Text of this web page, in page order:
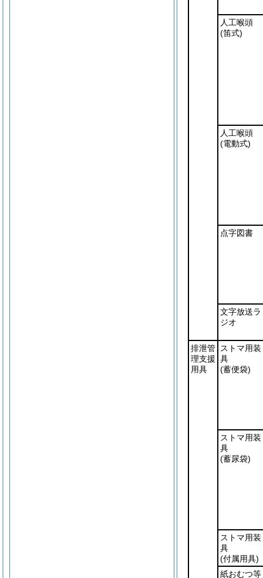
人工喉頭
(笛式)
人工喉頭
(電動式)
点字図書
文字放送ラ
ジオ
排泄管
理支援
用具
ストマ用装
具
(蓄便袋)
ストマ用装
具
(蓄尿袋)
ストマ用装
具
(付属用具)
紙おむつ等